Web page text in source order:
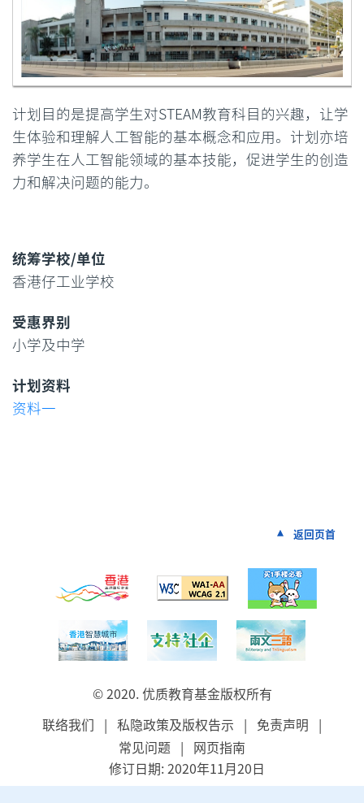
计划目的是提高学生对STEAM教育科目的兴趣，让学
生体验和理解人工智能的基本概念和应用。计划亦培
养学生在人工智能领域的基本技能，促进学生的创造
力和解决问题的能力。
香港仔工业学校
小学及中学
资料一
返回页首
© 2020. 优质教育基金版权所有
联络我们 | 私隐政策及版权告示 | 免责声明 |
常见问题 | 网页指南
修订日期: 2020年11月20日